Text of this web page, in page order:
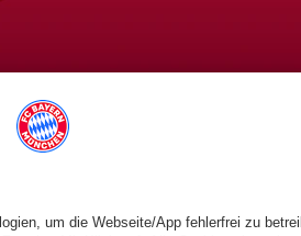
der Trainerbank ist aber ein
von neun Spielen unter dem neuen
Rheinländer sogar den FC Schalke 04